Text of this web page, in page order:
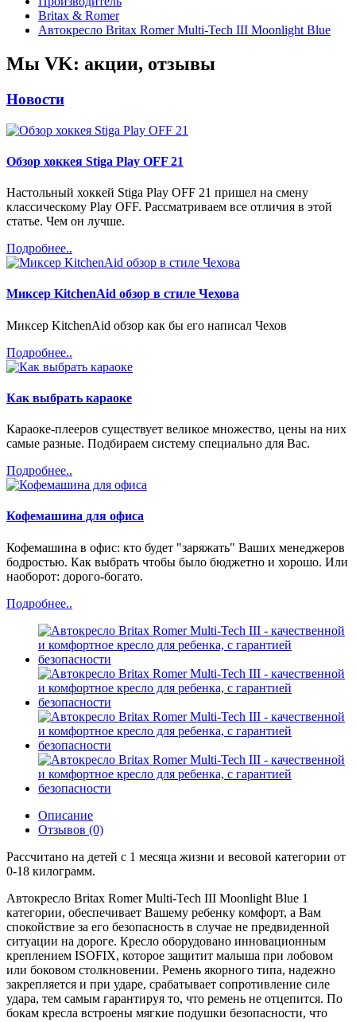
Britax & Romer
Автокресло Britax Romer Multi-Tech III Moonlight Blue
Мы VK: акции, отзывы
Новости
Обзор хоккея Stiga Play OFF 21
Настольный хоккей Stiga Play OFF 21 пришел на смену
классическому Play OFF. Рассматриваем все отличия в этой
статье. Чем он лучше.
Подробнее..
Миксер KitchenAid обзор в стиле Чехова
Миксер KitchenAid обзор как бы его написал Чехов
Подробнее..
Как выбрать караоке
Караоке-плееров существует великое множество, цены на них
самые разные. Подбираем систему специально для Вас.
Подробнее..
Кофемашина для офиса
Кофемашина в офис: кто будет "заряжать" Ваших менеджеров
бодростью. Как выбрать чтобы было бюджетно и хорошо. Или
наоборот: дорого-богато.
Подробнее..
Описание
Отзывов (0)
Рассчитано на детей с 1 месяца жизни и весовой категории от
0-18 килограмм.
Автокресло Britax Romer Multi-Tech III Moonlight Blue 1
категории, обеспечивает Вашему ребенку комфорт, а Вам
спокойствие за его безопасность в случае не предвиденной
ситуации на дороге. Кресло оборудовано инновационным
креплением ISOFIX, которое защитит малыша при лобовом
или боковом столкновении. Ремень якорного типа, надежно
закрепляется и при ударе, срабатывает сопротивление силе
удара, тем самым гарантируя то, что ремень не отцепится. По
бокам кресла встроены мягкие подушки безопасности, что